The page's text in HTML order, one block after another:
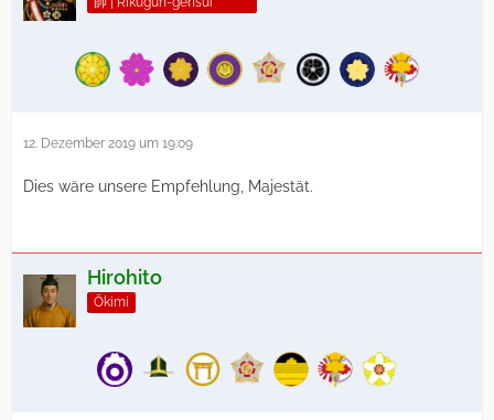
12. Dezember 2019 um 19:09
Dies wäre unsere Empfehlung, Majestät.
Hirohito
Ōkimi